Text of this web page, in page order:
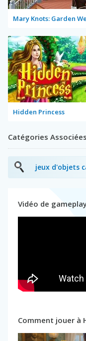
Hidden Princess
Catégories Associées
jeux d'objets
Vidéo de
Comment jouer à